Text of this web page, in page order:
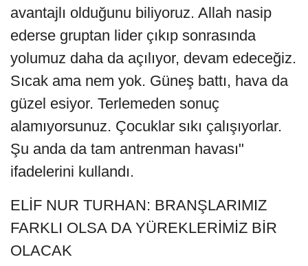
avantajlı olduğunu biliyoruz. Allah nasip
ederse gruptan lider çıkıp sonrasında
yolumuz daha da açılıyor, devam edeceğiz.
Sıcak ama nem yok. Güneş battı, hava da
güzel esiyor. Terlemeden sonuç
alamıyorsunuz. Çocuklar sıkı çalışıyorlar.
Şu anda da tam antrenman havası"
ifadelerini kullandı.
ELİF NUR TURHAN: BRANŞLARIMIZ
FARKLI OLSA DA YÜREKLERİMİZ BİR
OLACAK